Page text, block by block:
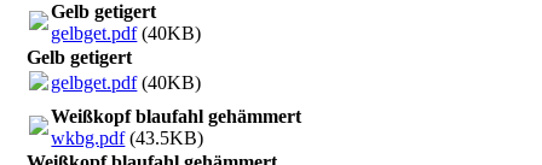
Gelb getigert
gelbget.pdf(40KB)
Gelb getigert
gelbget.pdf(40KB)
Weißkopf blaufahl gehämmert
wkbg.pdf(43.5KB)